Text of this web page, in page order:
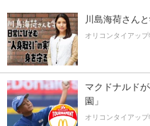
川島海荷さん
オリコンタイアップ
マクドナルド
園」
オリコンタイアップ